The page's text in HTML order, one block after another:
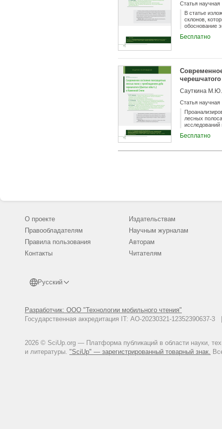
основании
полос
данных
необходимо
Статья научная
В статье
склонов,
обоснование
Бесплатно
Сауткина
Статья научная
лесных
Бесплатно
О проекте
Правообладателям
Правила пользования
Контакты
Русский
Разработчик: ООО "Технологии мобильного чтения"
Государственная аккредитация IT: АО-20230321-
2026 © SciUp.org — Платформа публикаций в области науки,
и литературы. "SciUp" — зарегистрированный товарный знак.
Издательствам
Научным журналам
Авторам
Читателям